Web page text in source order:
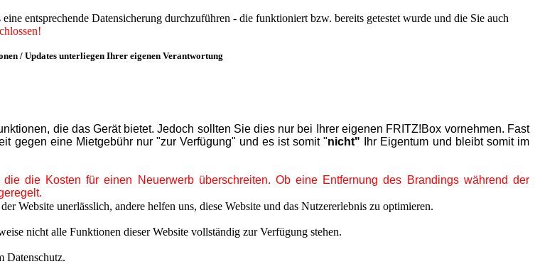
entsprechende Datensicherung durchzuführen - die funktioniert bzw. bereits getestet wurde und die Sie auch
/ Updates unterliegen Ihrer eigenen Verantwortung
die das Gerät bietet. Jedoch sollten Sie dies nur bei Ihrer eigenen FRITZ!Box vornehmen. Fast
gegen eine Mietgebühr nur "zur Verfügung" und es ist somit "nicht" Ihr Eigentum und bleibt somit im
die Kosten für einen Neuerwerb überschreiten. Ob eine Entfernung des Brandings während der
Website unerlässlich, andere helfen uns, diese Website und das Nutzererlebnis zu optimieren.
nicht alle Funktionen dieser Website vollständig zur Verfügung stehen.
Datenschutz.